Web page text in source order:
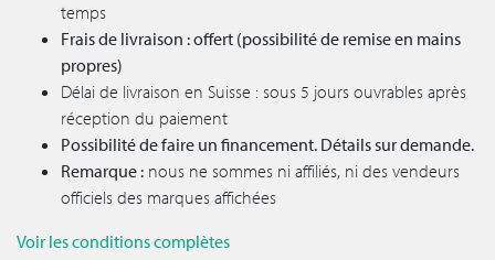
temps
Frais de livraison : offert (possibilité de remise en mains
propres)
Délai de livraison en Suisse : sous 5 jours ouvrables après
réception du paiement
Possibilité de faire un financement. Détails sur demande.
Remarque : nous ne sommes ni affiliés, ni des vendeurs
officiels des marques affichées
Voir les conditions complètes